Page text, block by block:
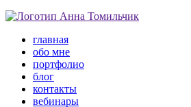
главная
обо мне
портфолио
блог
контакты
вебинары